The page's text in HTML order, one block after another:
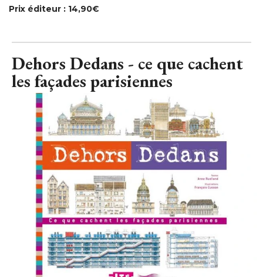
Prix éditeur : 14,90€
Dehors Dedans - ce que cachent
les façades parisiennes